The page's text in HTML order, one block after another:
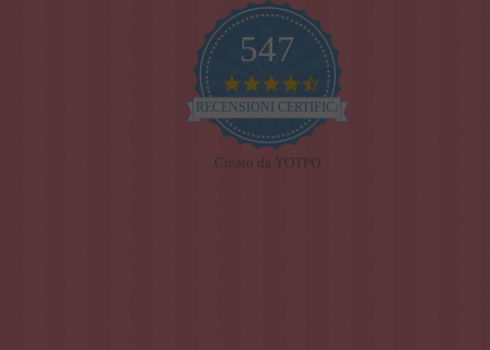
547
4.7
star
rating
RECENSIONI CERTIFICATE
Creato da YOTPO